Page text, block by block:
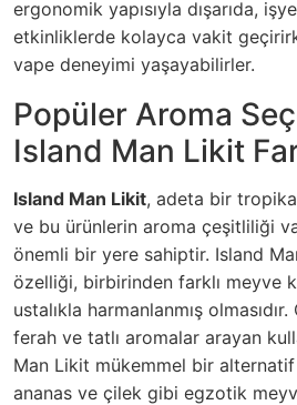
ergonomik yapısıyla dışarıda,
etkinliklerde kolayca vakit
vape deneyimi yaşayabilirler.
Popüler Aroma
Island Man Likit
Island Man Likit, adeta bir
ve bu ürünlerin aroma çeşitliliği
önemli bir yere sahiptir. Island
özelliği, birbirinden farklı meyve
ustalıkla harmanlanmış
ferah ve tatlı aromalar arayan
Man Likit mükemmel bir
ananas ve çilek gibi egzotik